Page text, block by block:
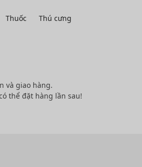
Thuốc Thú cưng
và giao hàng.
thể đặt hàng lần sau!